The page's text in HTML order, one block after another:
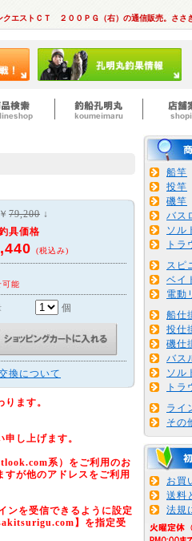
クエストＣＴ ２００ＰＧ（右）の通信販売。ささ
79,200 ↓
具価格
(税込み)
可能
個
換について
ます。
し上げます。
系）をご利用のお
が他のアドレスをご利用
ンを受信できるように設定
】を指定受
船竿
投竿
磯竿
バス
ソル
トラ
スピ
ベイ
電動
船仕
投仕
磯仕
バス
ソル
トラ
ライ
その
お買
送料
法規